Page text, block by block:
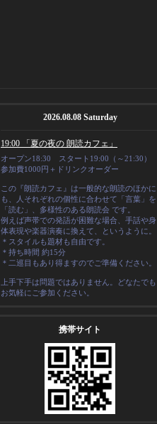
2026.08.08 Saturday
19:00 「夏の夜の 朗読カフェ」
オープン18:30 スタート19:00（～21:30）
参加費1000円＋ドリンクオーダー
この『朗読カフェ』は一般的な朗読のほかに
も、人それぞれの個性に合わせて「言葉」を
「読む」、多様性のある朗読会 です。
例えば声帯での発語が困難な場合、手話や身
体表現や楽器演奏に換えて、というように
＊スタイルも題材も自由です。
＊ 持ち時間 約15分
＊二巡目もあり得ますのでご準備ください。
上手下手は問題ではありません。どなたでも
お気軽にご参加ください。
携帯サイト